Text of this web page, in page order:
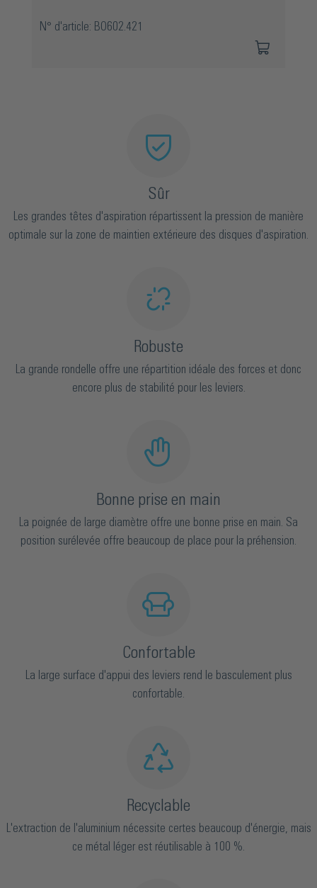
N° d'article: BO602.421
Sûr
Les grandes têtes d'aspiration répartissent la pression de manière
optimale sur la zone de maintien extérieure des disques d'aspiration.
Robuste
La grande rondelle offre une répartition idéale des forces et donc
encore plus de stabilité pour les leviers.
Bonne prise en main
La poignée de large diamètre offre une bonne prise en main. Sa
position surélevée offre beaucoup de place pour la préhension.
Confortable
La large surface d'appui des leviers rend le basculement plus
confortable.
Recyclable
L'extraction de l'aluminium nécessite certes beaucoup d'énergie, mais
ce métal léger est réutilisable à 100 %.